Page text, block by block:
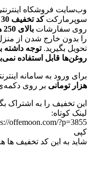
وب‌‌سایت فروشکاه
سوپرمارکتکد تخفیف 30 هزار تومانی
روی سفارشات بالای 250 هزار تومانی خود
را بدون خارج شدن از
تحویل بگیرید. توجه داشته
روغن‌ها قابل استفاده
برای ورود به سامانه
هزار تومانی بر روی
این تخفیف را به اشتراک
لینک کوتاه:
offemoon.com/?p=3855
کپی
شاید به این کد تخفیف ها